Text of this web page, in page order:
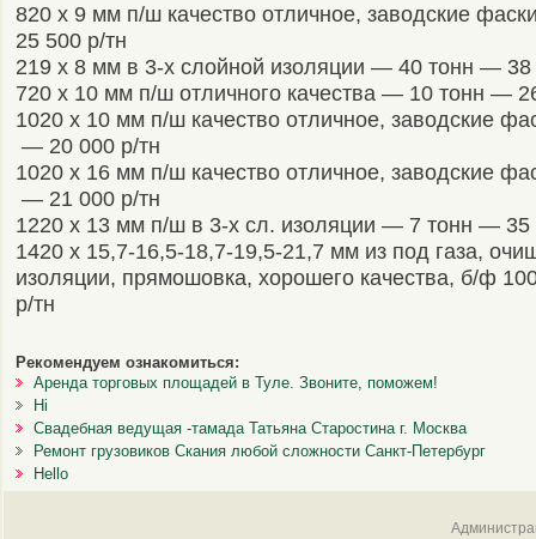
820 x 9 мм п/ш качество отличное, заводские
25 500 р/тн
219 x 8 мм в 3-х слойной изоляции — 40 тонн — 38
720 x 10 мм п/ш отличного качества — 10 тонн —
1020 x 10 мм п/ш качество отличное, заводские
— 20 000 р/тн
1020 x 16 мм п/ш качество отличное, заводские
— 21 000 р/тн
1220 x 13 мм п/ш в 3-х сл. изоляции — 7 тонн — 35
1420 x 15,7-16,5-18,7-19,5-21,7 мм из под газа,
изоляции, прямошовка, хорошего качества, б/ф
р/тн
Рекомендуем ознакомиться:
Аренда торговых площадей в Туле. Звоните, поможем!
Hi
Свадебная ведущая -тамада Татьяна Старостина г. Москва
Ремонт грузовиков Скания любой сложности Санкт-Петербург
Hello